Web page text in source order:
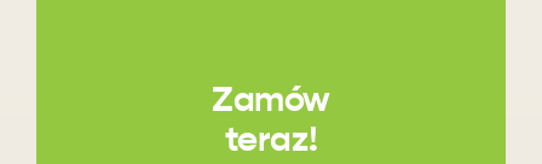
Zamów
teraz!